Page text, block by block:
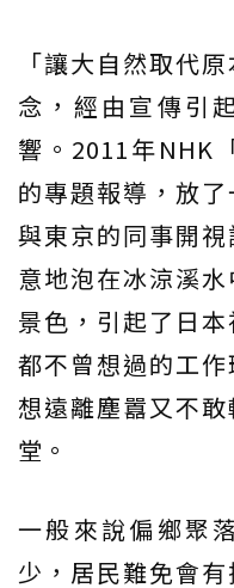
「讓大自然取代
念，經由宣傳引
響。2011年NHK
的專題報導，放
與東京的同事開
意地泡在冰涼溪
景色，引起了日
都不曾想過的工
想遠離塵囂又不
堂。
一般來說偏鄉聚
少，居民難免會